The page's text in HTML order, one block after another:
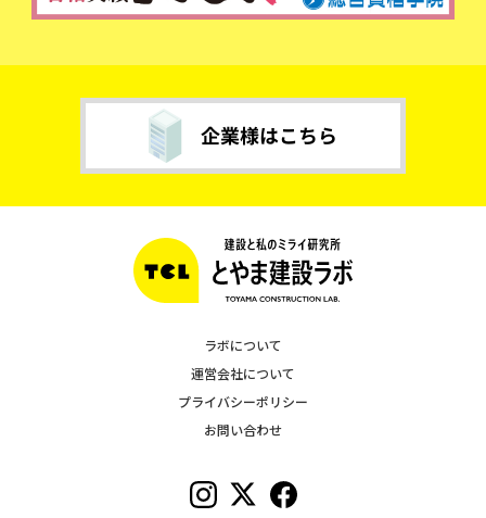
ラボについて
運営会社について
プライバシーポリシー
お問い合わせ